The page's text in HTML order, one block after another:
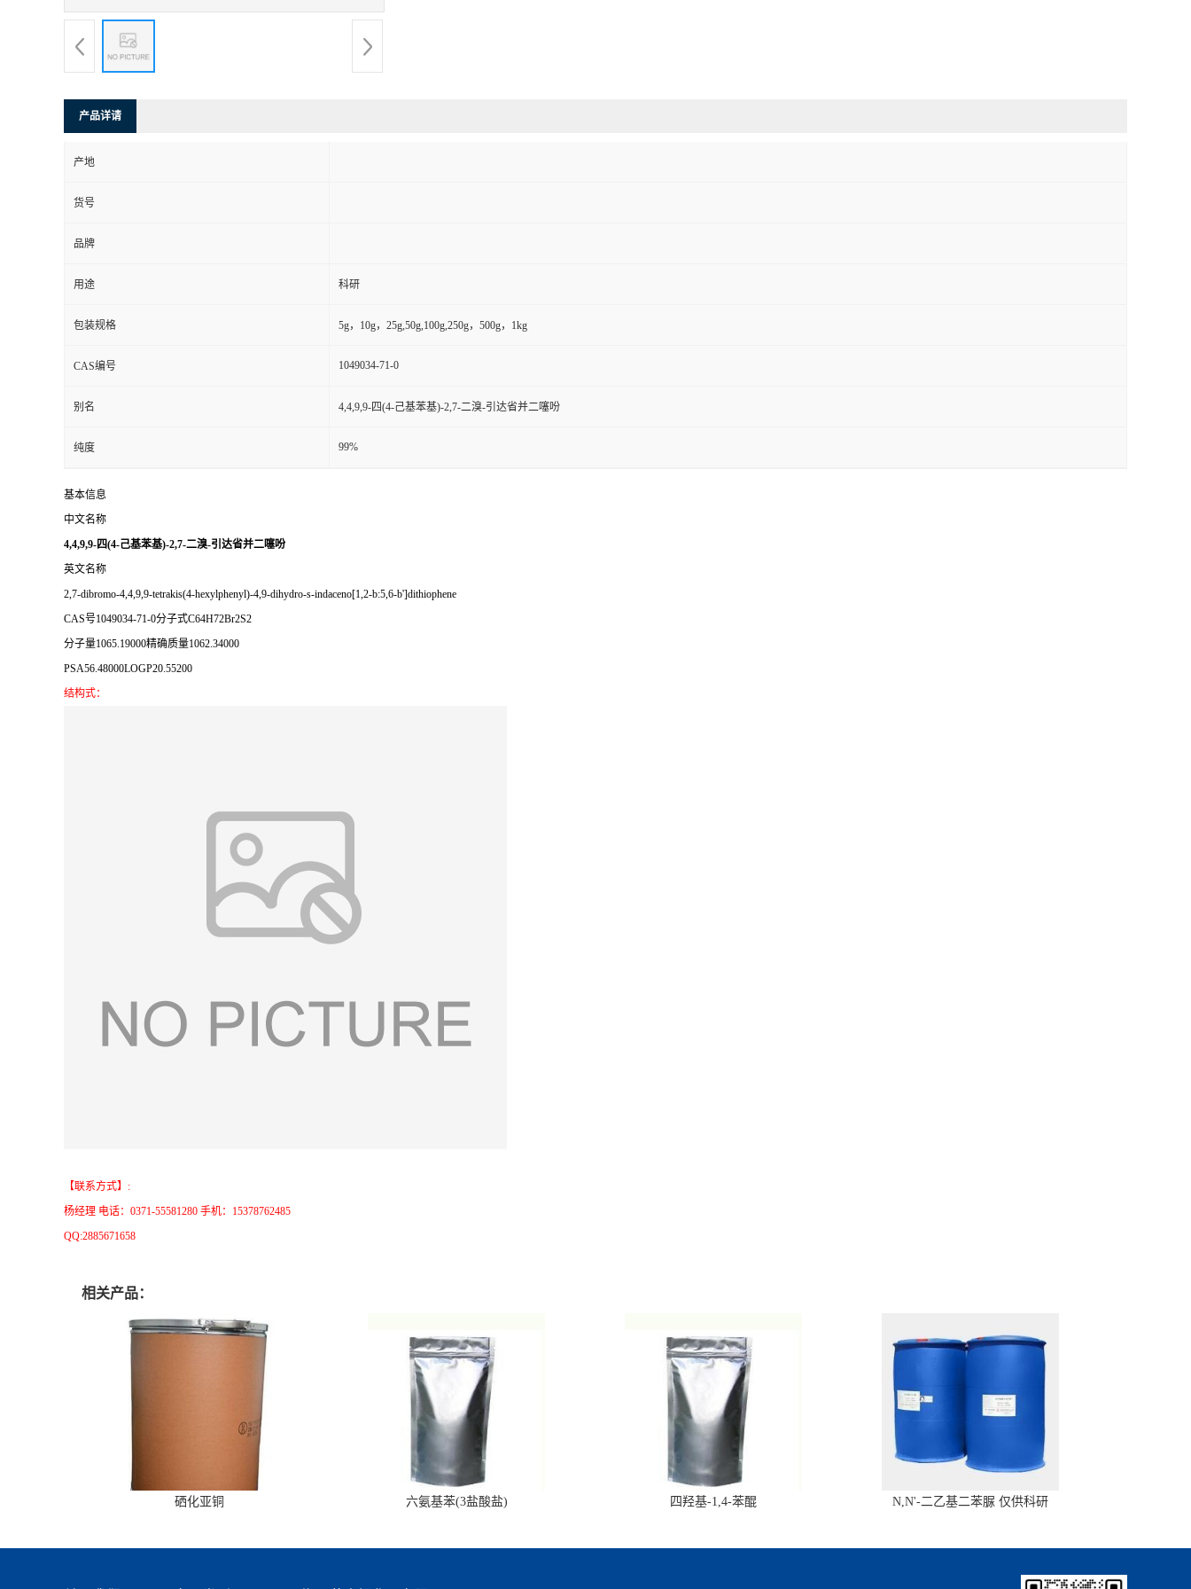
产品详请
产地
货号
品牌
用途 科研
包装规格 5g，10g，25g,50g,100g,250g，500g，1kg
CAS编号 1049034-71-0
别名 4,4,9,9-四(4-己基苯基)-2,7-二溴-引达省并二噻吩
纯度 99%
基本信息
中文名称
4,4,9,9-四(4-己基苯基)-2,7-二溴-引达省并二噻吩
英文名称
2,7-dibromo-4,4,9,9-tetrakis(4-hexylphenyl)-4,9-dihydro-s-indaceno[1,2-b:5,6-b']dithiophene
CAS号1049034-71-0分子式C64H72Br2S2
分子量1065.19000精确质量1062.34000
PSA56.48000LOGP20.55200
结构式：
【联系方式】:
杨经理 电话：0371-55581280 手机：15378762485
QQ:2885671658
相关产品：
硒化亚铜 六氨基苯(3盐酸盐) 四羟基-1,4-苯醌 N,N'-二乙基二苯脲 仅供科研